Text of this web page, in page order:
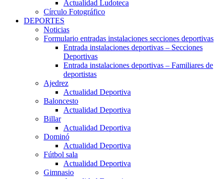
Actualidad Ludoteca
Círculo Fotográfico
DEPORTES
Noticias
Formulario entradas instalaciones secciones deportivas
Entrada instalaciones deportivas – Secciones
Deportivas
Entrada instalaciones deportivas – Familiares de
deportistas
Ajedrez
Actualidad Deportiva
Baloncesto
Actualidad Deportiva
Billar
Actualidad Deportiva
Dominó
Actualidad Deportiva
Fútbol sala
Actualidad Deportiva
Gimnasio